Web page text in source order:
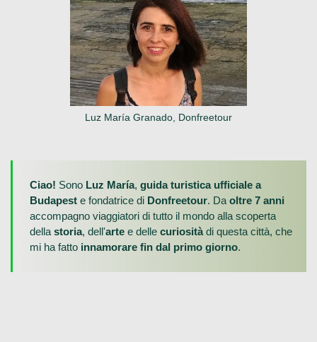
Luz María Granado, Donfreetour
Ciao! Sono Luz María, guida turistica ufficiale a
Budapest e fondatrice di Donfreetour. Da oltre 7 anni
accompagno viaggiatori di tutto il mondo alla scoperta
della storia, dell'arte e delle curiositàdi questa città, che
mi ha fatto innamorare fin dal primo giorno.